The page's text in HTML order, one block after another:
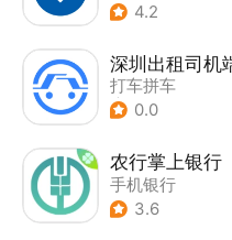
4.2
深圳出租司机
打车拼车
| 司机接单助手
0.0
农行掌上银行
手机银行
3.6